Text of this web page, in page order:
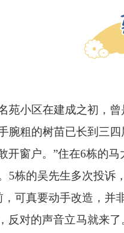
小区在建成之初，曾
腕粗的树苗已长到三
开窗户。”住在6栋的
5栋的吴先生多次投诉
可真要动手改造，并
反对的声音立马就来